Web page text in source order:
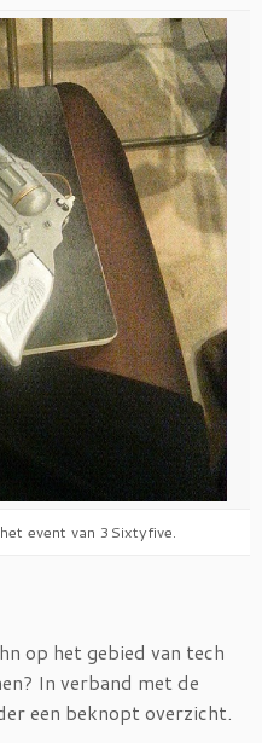
event van 3Sixtyfive.
op het gebied van tech
In verband met de
een beknopt overzicht.